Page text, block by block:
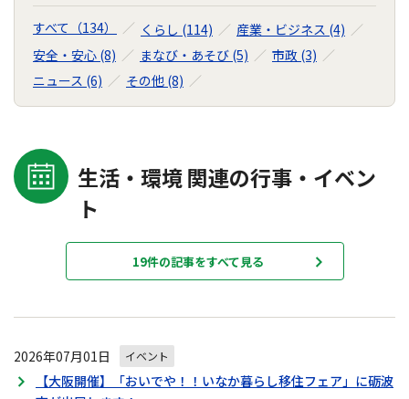
すべて（134） くらし (114)
産業・ビジネス (4)
安全・安心 (8)
まなび・あそび (5)
市政 (3)
ニュース (6)
その他 (8)
生活・環境 関連の行事・イベン
ト
19件の記事をすべて見る
2026年07月01日 イベント
【大阪開催】「おいでや！！いなか暮らし移住フェア」に砺波